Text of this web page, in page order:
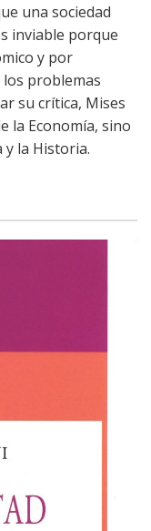
una sociedad
inviable porque
y por
problemas
su crítica, Mises
la Economía, sino
y la Historia.